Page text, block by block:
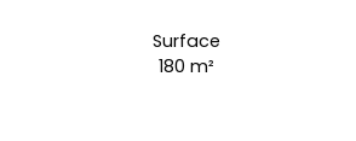
Surface
180 m²